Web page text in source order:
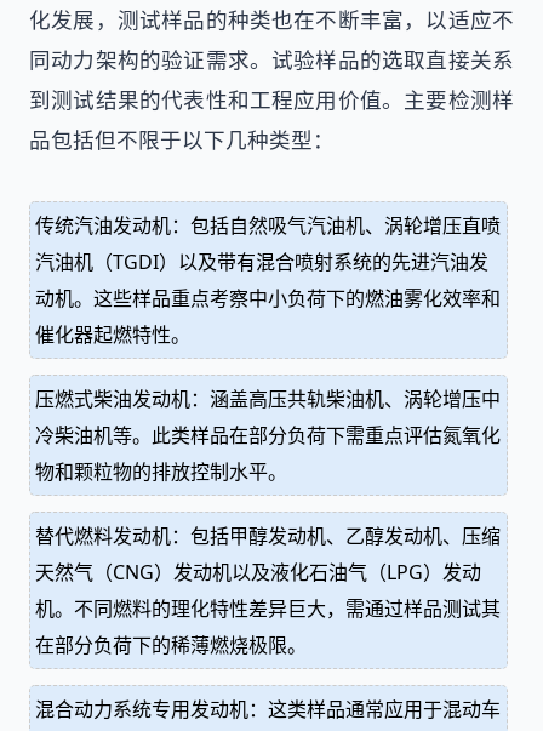
化发展，测试样品的种类也在不断丰富，以适应不
同动力架构的验证需求。试验样品的选取直接关系
到测试结果的代表性和工程应用价值。主要检测样
品包括但不限于以下几种类型：
传统汽油发动机：包括自然吸气汽油机、涡轮增压直喷
汽油机（TGDI）以及带有混合喷射系统的先进汽油发
动机。这些样品重点考察中小负荷下的燃油雾化效率和
催化器起燃特性。
压燃式柴油发动机：涵盖高压共轨柴油机、涡轮增压中
冷柴油机等。此类样品在部分负荷下需重点评估氮氧化
物和颗粒物的排放控制水平。
替代燃料发动机：包括甲醇发动机、乙醇发动机、压缩
天然气（CNG）发动机以及液化石油气（LPG）发动
机。不同燃料的理化特性差异巨大，需通过样品测试其
在部分负荷下的稀薄燃烧极限。
混合动力系统专用发动机：这类样品通常应用于混动车